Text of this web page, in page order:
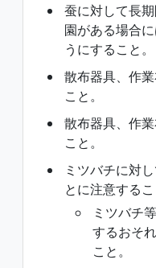
蚕に対して長
園がある場合
うにすること。
散布器具、作
こと。
散布器具、作
こと。
ミツバチに対
とに注意するこ
ミツバチ
するおそ
こと。